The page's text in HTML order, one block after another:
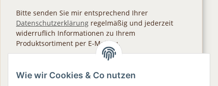
Bitte senden Sie mir entsprechend Ihrer
Datenschutzerklärung regelmäßig und jederzeit
widerruflich Informationen zu Ihrem
Produktsortiment per E-Mail zu.
Newsletter Abonnieren
Wie wir Cookies & Co nutzen